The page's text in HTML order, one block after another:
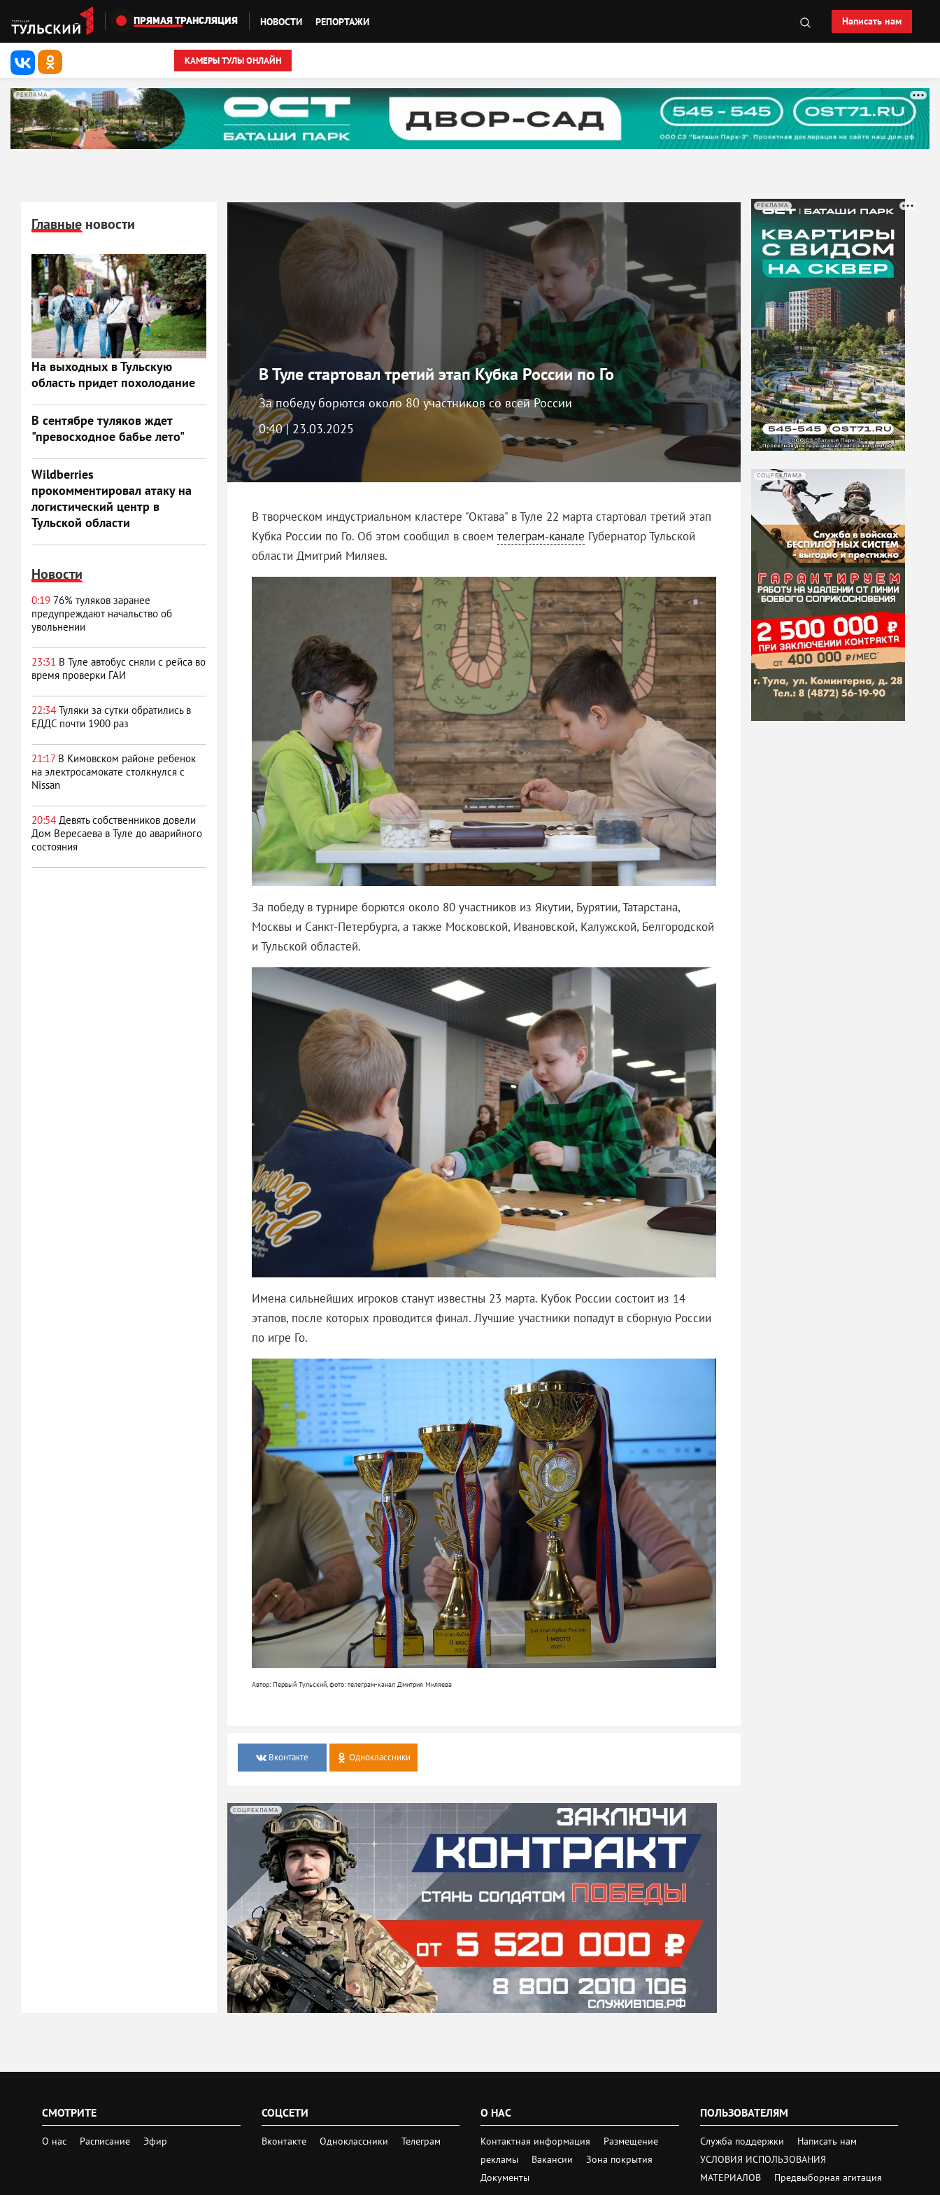
Перейти к основному содержанию
ПРЯМАЯ ТРАНСЛЯЦИЯ НОВОСТИ РЕПОРТАЖИ Написать нам
КАМЕРЫ ТУЛЫ ОНЛАЙН
РЕКЛАМА
Главные новости
На выходных в Тульскую
область придет похолодание
В сентябре туляков ждет
"превосходное бабье лето"
Wildberries
прокомментировал атаку на
логистический центр в
Тульской области
Новости
0:19 76% туляков заранее
предупреждают начальство об
увольнении
23:31 В Туле автобус сняли с рейса во
время проверки ГАИ
22:34 Туляки за сутки обратились в
ЕДДС почти 1900 раз
21:17 В Кимовском районе ребенок
на электросамокате столкнулся с
Nissan
20:54 Девять собственников довели
Дом Вересаева в Туле до аварийного
состояния
В Туле стартовал третий этап Кубка России по Го
За победу борются около 80 участников со всей России
0:40 | 23.03.2025
В творческом индустриальном кластере "Октава" в Туле 22 марта стартовал третий этап
Кубка России по Го. Об этом сообщил в своем телеграм-канале Губернатор Тульской
области Дмитрий Миляев.
За победу в турнире борются около 80 участников из Якутии, Бурятии, Татарстана,
Москвы и Санкт-Петербурга, а также Московской, Ивановской, Калужской, Белгородской
и Тульской областей.
Имена сильнейших игроков станут известны 23 марта. Кубок России состоит из 14
этапов, после которых проводится финал. Лучшие участники попадут в сборную России
по игре Го.
Автор: Первый Тульский, фото: телеграм-канал Дмитрия Миляева
Вконтакте Одноклассники
СОЦРЕКЛАМА
РЕКЛАМА
СОЦРЕКЛАМА
СМОТРИТЕ
О нас Расписание Эфир
СОЦСЕТИ
Вконтакте Одноклассники Телеграм
О НАС
Контактная информация
Размещение
рекламы
Вакансии
Зона покрытия
Документы
ПОЛЬЗОВАТЕЛЯМ
Служба поддержки
Написать нам
УСЛОВИЯ ИСПОЛЬЗОВАНИЯ
МАТЕРИАЛОВ
Предвыборная агитация